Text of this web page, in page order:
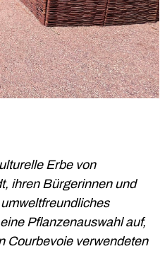
Erbe von
ihren Bürgerinnen und
Pflanzenauswahl auf,
Courbevoie verwendeten